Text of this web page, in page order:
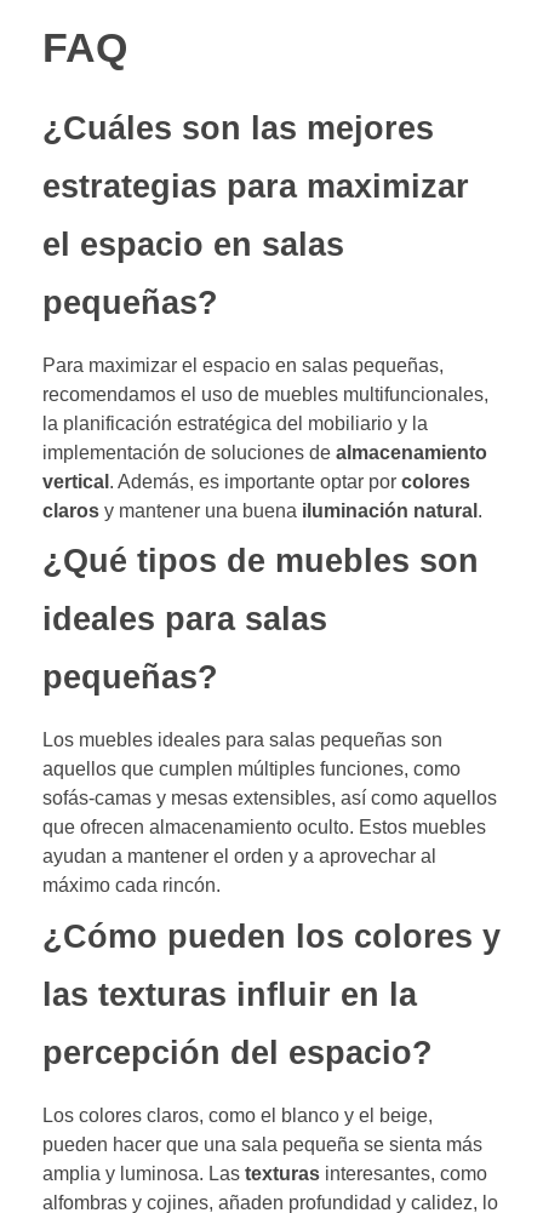
FAQ
¿Cuáles son las mejores
estrategias para maximizar
el espacio en salas
pequeñas?
Para maximizar el espacio en salas pequeñas,
recomendamos el uso de muebles multifuncionales,
la planificación estratégica del mobiliario y la
implementación de soluciones de almacenamiento
vertical . Además, es importante optar por colores
claros y mantener una buena iluminación natural .
¿Qué tipos de muebles son
ideales para salas
pequeñas?
Los muebles ideales para salas pequeñas son
aquellos que cumplen múltiples funciones, como
sofás-camas y mesas extensibles, así como aquellos
que ofrecen almacenamiento oculto. Estos muebles
ayudan a mantener el orden y a aprovechar al
máximo cada rincón.
¿Cómo pueden los colores y
las texturas influir en la
percepción del espacio?
Los colores claros, como el blanco y el beige,
pueden hacer que una sala pequeña se sienta más
amplia y luminosa. Las texturas interesantes, como
alfombras y cojines, añaden profundidad y calidez, lo